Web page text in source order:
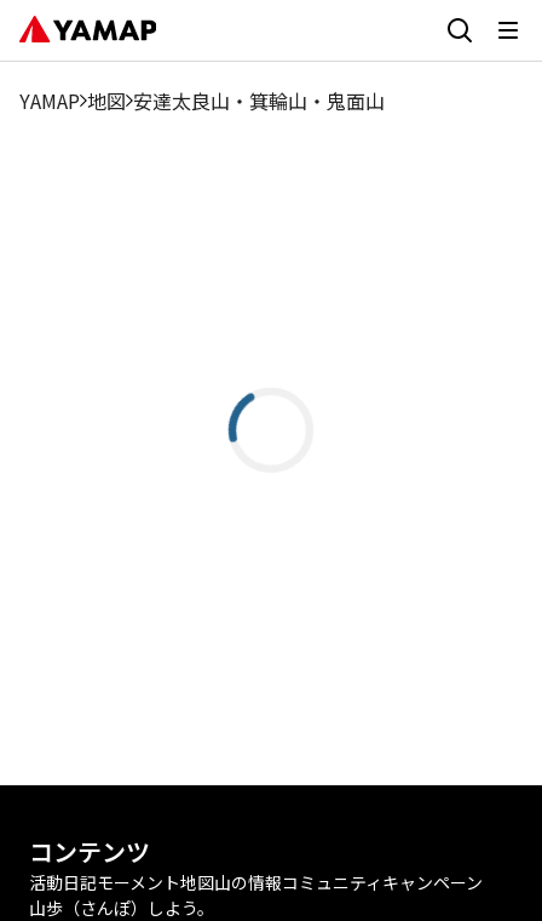
YAMAP 地図 安達太良山・箕輪山・鬼面山
コンテンツ
活動日記モーメント地図山の情報コミュニティ キャンペーン
山歩（さんぽ）しよう。